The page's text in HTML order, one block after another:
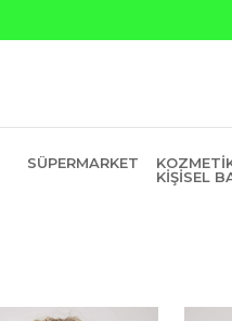
SÜPERMARKET
KIŞISEL